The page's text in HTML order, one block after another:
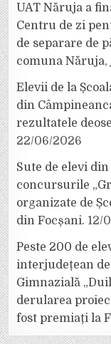
UAT Năruja a
Centru de zi
de separare de
comuna Năruja,
Elevii de la
din
rezultatele
22/06/2026
Sute de elevi
concursurile
organizate de
din Focșani. 12/
Peste 200 de
interjudețean de
Gimnazială
derularea
fost premiați la